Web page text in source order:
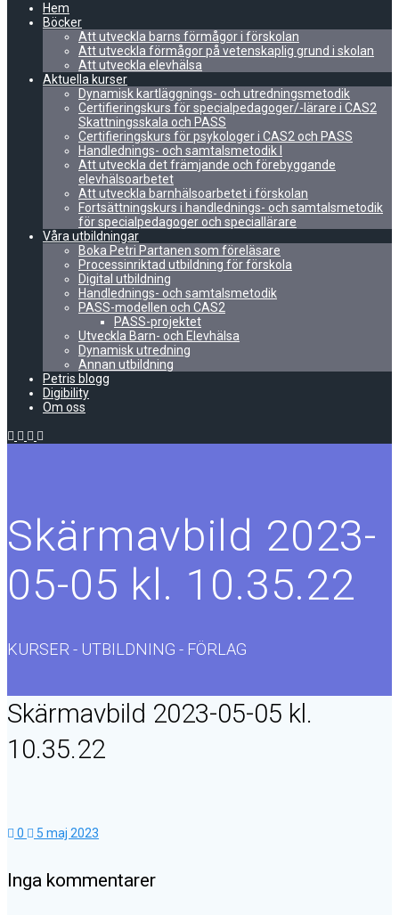
Hem
Böcker
Att utveckla barns förmågor i förskolan
Att utveckla förmågor på vetenskaplig grund i skolan
Att utveckla elevhälsa
Aktuella kurser
Dynamisk kartläggnings- och utredningsmetodik
Certifieringskurs för specialpedagoger/-lärare i CAS2
Skattningsskala och PASS
Certifieringskurs för psykologer i CAS2 och PASS
Handlednings- och samtalsmetodik I
Att utveckla det främjande och förebyggande
elevhälsoarbetet
Att utveckla barnhälsoarbetet i förskolan
Fortsättningskurs i handlednings- och samtalsmetodik
för specialpedagoger och speciallärare
Våra utbildningar
Boka Petri Partanen som föreläsare
Processinriktad utbildning för förskola
Digital utbildning
Handlednings- och samtalsmetodik
PASS-modellen och CAS2
PASS-projektet
Utveckla Barn- och Elevhälsa
Dynamisk utredning
Annan utbildning
Petris blogg
Digibility
Om oss
Skärmavbild 2023-
05-05 kl. 10.35.22
KURSER - UTBILDNING - FÖRLAG
Skärmavbild 2023-05-05 kl.
10.35.22
0 5 maj 2023
Inga kommentarer